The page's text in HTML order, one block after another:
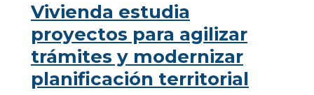
Vivienda estudia
proyectos para agilizar
trámites y modernizar
planificación territorial